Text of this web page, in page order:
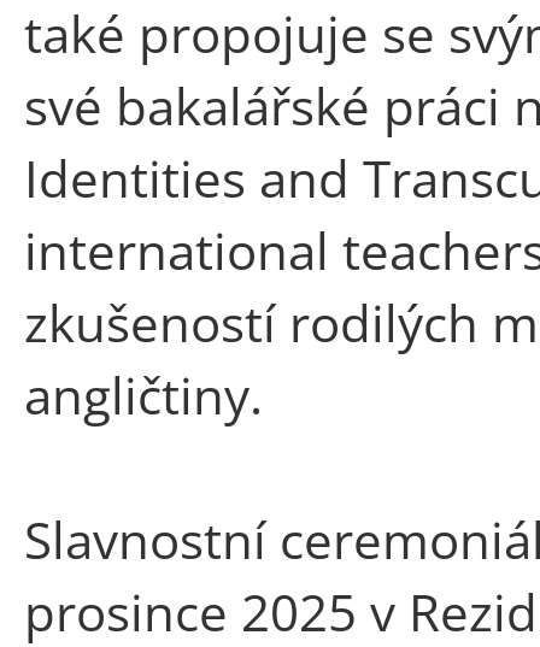
také propojuje se
své bakalářské práci
Identities and
international
zkušeností rodilých
angličtiny.
Slavnostní
prosince 2025 v